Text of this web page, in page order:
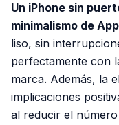
Un iPhone sin
minimalismo de
liso, sin
perfectamente con
marca. Además, la
implicaciones
al reducir el